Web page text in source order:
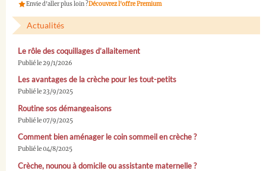
Envie d'aller plus loin ?Découvrez l'offre Premium
Actualités
Le rôle des coquillages d’allaitement
Publié le 29/1/2026
Les avantages de la crèche pour les tout-petits
Publié le 23/9/2025
Routine sos démangeaisons
Publié le 07/9/2025
Comment bien aménager le coin sommeil en crèche ?
Publié le 04/8/2025
Crèche, nounou à domicile ou assistante maternelle ?